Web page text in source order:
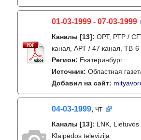
01-03-1999 - 07-03-1999
Каналы [13]: ОРТ, РТР /
канал, АРТ / 47 канал, ТВ-
Регион: Екатеринбург
Источник: Областная
Добавил на сайт:
04-03-1999, чт
Каналы [13]: LNK,
Klaipėdos televizija